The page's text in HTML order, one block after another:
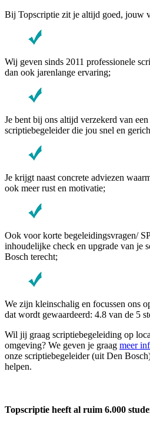
Bij Topscriptie zit je altijd goed, jouw
Wij geven sinds 2011 professionele
dan ook jarenlange ervaring;
Je bent bij ons altijd verzekerd van
scriptiebegeleider die jou snel en
Je krijgt naast concrete adviezen
ook meer rust en motivatie;
Ook voor korte begeleidingsvragen/
inhoudelijke check en upgrade van je
Bosch terecht;
We zijn kleinschalig en focussen ons
dat wordt gewaardeerd: 4.8 van de 5
Wil jij graag scriptiebegeleiding op
omgeving? We geven je graag meer
onze scriptiebegeleider (uit Den
helpen.
Topscriptie heeft al ruim 6.000